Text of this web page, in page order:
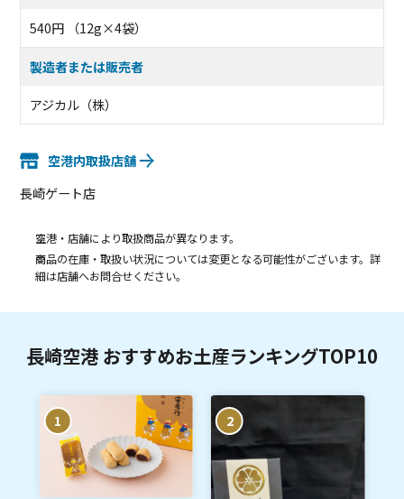
540円 （12g×4袋）
製造者または販売者
アジカル（株）
空港内取扱店舗
長崎ゲート店
空港・店舗により取扱商品が異なります。
商品の在庫・取扱い状況については変更となる可能性がございます。詳
細は店舗へお問合せください。
長崎空港 おすすめお土産ランキングTOP10
1 2